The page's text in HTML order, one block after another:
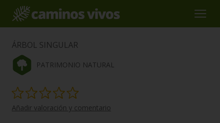
ÁRBOL SINGULAR
PATRIMONIO NATURAL
Añadir valoración y comentario